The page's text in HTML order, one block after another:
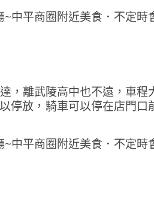
，離武陵高中也不遠，車程
停放，騎車可以停在店門口